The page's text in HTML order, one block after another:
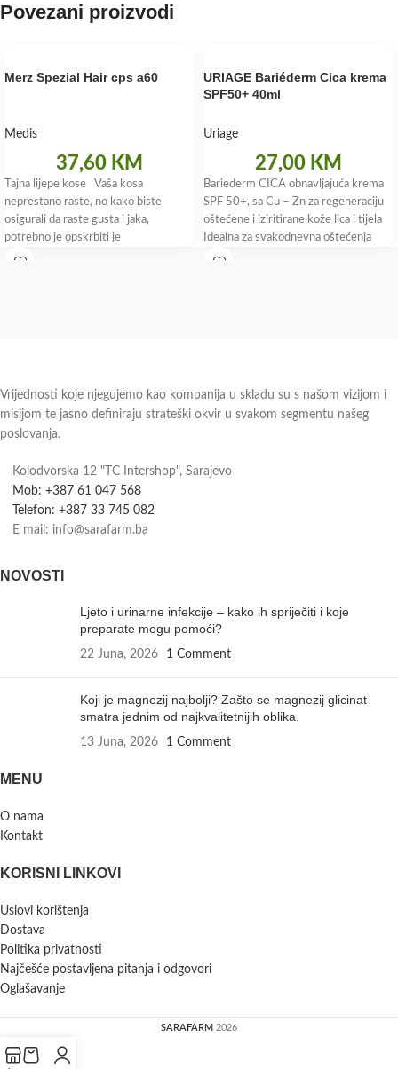
Povezani proizvodi
Merz Spezial Hair cps a60
Medis
37,60 KM
Tajna lijepe kose Vaša kosa
neprestano raste, no kako biste
osigurali da raste gusta i jaka,
potrebno je opskrbiti je
URIAGE Bariéderm Cica krema
SPF50+ 40ml
Uriage
27,00 KM
Bariederm CICA obnavljajuća krema
SPF 50+, sa Cu – Zn za regeneraciju
oštećene i iziritirane kože lica i tijela
Idealna za svakodnevna oštećenja
kože izloženih suncu (ogrebotine,
Vrijednosti koje njegujemo kao kompanija u skladu su s našom vizijom i
misijom te jasno definiraju strateški okvir u svakom segmentu našeg
poslovanja.
Kolodvorska 12 "TC Intershop", Sarajevo
Mob: +387 61 047 568
Telefon: +387 33 745 082
E mail: info@sarafarm.ba
NOVOSTI
Ljeto i urinarne infekcije – kako ih spriječiti i koje
preparate mogu pomoći?
22 Juna, 2026 1 Comment
Koji je magnezij najbolji? Zašto se magnezij glicinat
smatra jednim od najkvalitetnijih oblika.
13 Juna, 2026 1 Comment
MENU
O nama
Kontakt
KORISNI LINKOVI
Uslovi korištenja
Dostava
Politika privatnosti
Najčešće postavljena pitanja i odgovori
Oglašavanje
SARAFARM 2026